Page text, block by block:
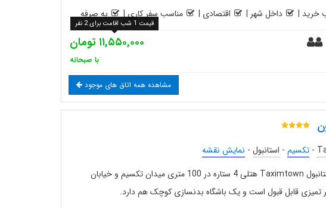
خرید | داخل شهر | اقتصادی | مناسب سفر کاری| به صرفه
۱۱,۵۵۰,۰۰۰ تومان
با صبحانه
قیمت 1 شب اقامت برای 2 نفر
مشاهده همه اتاق های موجود
-تکسیم - استانبول - نمایش نقشه
هتل تکسیم تاون استانبول Taximtown هتلی 4 ستاره در 100 متری میدان تکسیم و خیابان
تمیزی قابل قبول است و یک باشگاه بدنسازی کوچک هم دارد.